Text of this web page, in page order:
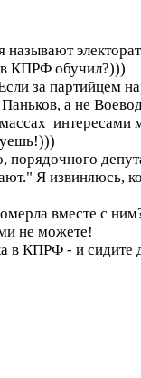
называют
в КПРФ обучил?)))
за партийцем
а не
массах
Я извиняюсь,
вместе с
не можете!
в КПРФ - и сидите